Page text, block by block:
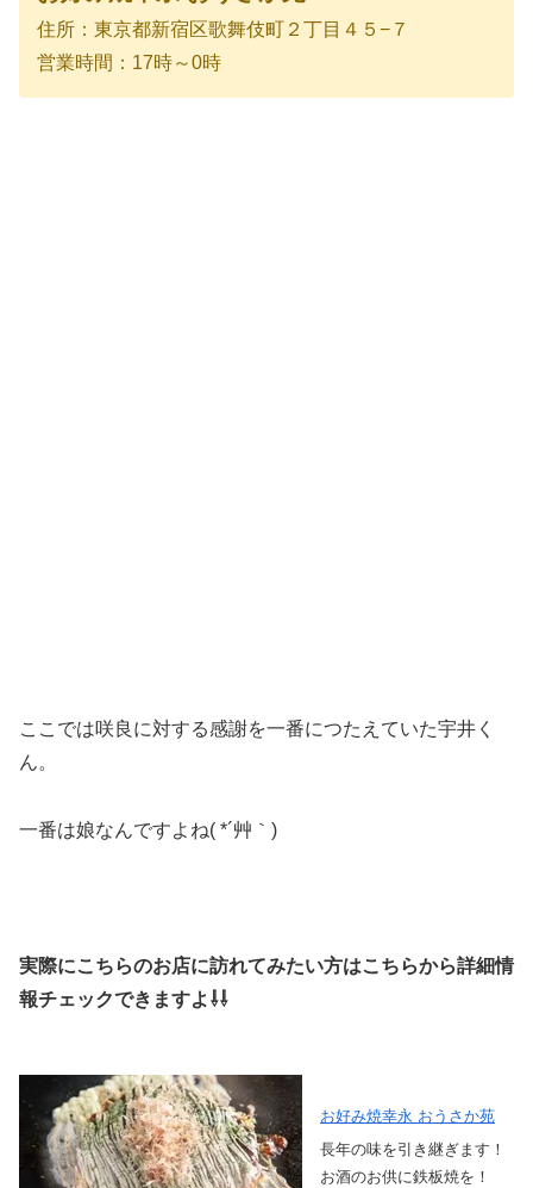
住所：東京都新宿区歌舞伎町２丁目４５−７
営業時間：17時～0時
ここでは咲良に対する感謝を一番につたえていた宇井く
ん。
一番は娘なんですよね( *´艸｀)
実際にこちらのお店に訪れてみたい方はこちらから詳細情
報チェックできますよ⇩⇩
お好み焼幸永 おうさか苑
長年の味を引き継ぎます！
お酒のお供に鉄板焼を！